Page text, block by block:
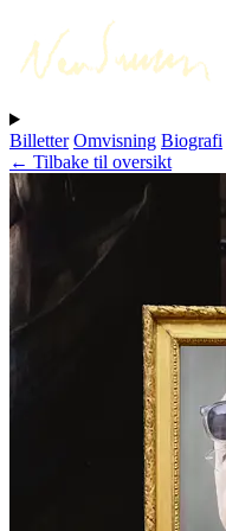
Billetter Omvisning Biografi
← Tilbake til oversikt